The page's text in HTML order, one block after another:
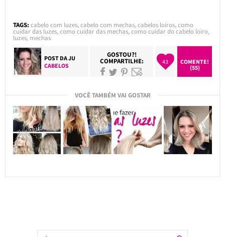
TAGS: cabelo com luzes,cabelo com mechas,cabelos loiros,como
cuidar das luzes,como cuidar das mechas,como cuidar do cabelo loiro,
luzes, mechas
POST DAJU
CABELOS
GOSTOU?!
COMPARTILHE: 43
COMENTE!
(55)
VOCÊ TAMBÉM VAI GOSTAR